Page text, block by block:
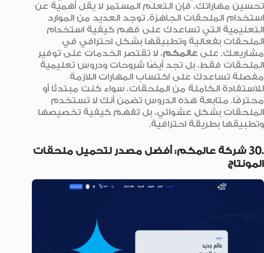
تحسين مهاراتك، فإن التعلم المستمر لا يقل أهمية عن
استخدام الملحقات الجاهزة. توجد العديد من الموارد
التعليمية التي تساعدك على فهم كيفية استخدام
الملحقات بفعالية وتطبيقها بشكل احترافي في
مشاريعك. على عالمكم، لا تقتصر الخدمات على توفير
الملحقات فقط، بل تجد أيضًا شروحات ودروس تعليمية
مفصلة تساعدك على اكتساب المهارات اللازمة
للاستفادة الكاملة من الملحقات، سواء كنت مبتدئًا أو
محترفًا. متابعة هذه الدروس تضمن أنك لا تستخدم
الملحقات بشكل عشوائي، بل تفهم كيفية تخصيصها
وتطبيقها بطريقة احترافية.
.30 شركة عالمكم: أفضل مصدر لتحميل ملحقات
المونتاج